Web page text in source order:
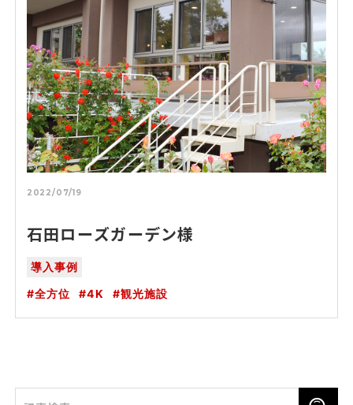
2022/07/19
石田ローズガーデン様
導入事例
全方位
4K 観光施設